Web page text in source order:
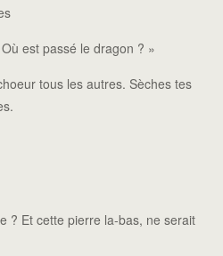
est passé le dragon ? »
tous les autres. Sèches tes
? Et cette pierre la-bas, ne serait